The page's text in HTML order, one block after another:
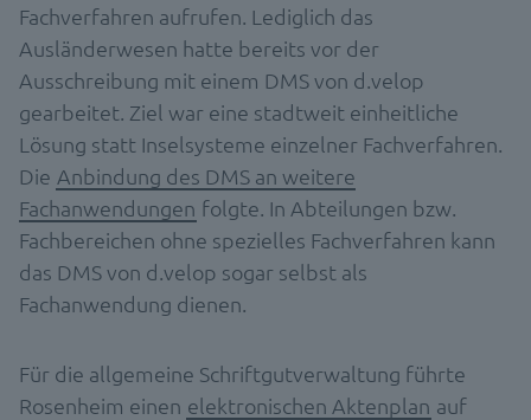
Fachverfahren aufrufen. Lediglich das
Ausländerwesen hatte bereits vor der
Ausschreibung mit einem DMS von d.velop
gearbeitet. Ziel war eine stadtweit einheitliche
Lösung statt Inselsysteme einzelner Fachverfahren.
Die Anbindung des DMS an weitere
Fachanwendungen folgte. In Abteilungen bzw.
Fachbereichen ohne spezielles Fachverfahren kann
das DMS von d.velop sogar selbst als
Fachanwendung dienen.
Für die allgemeine Schriftgutverwaltung führte
Rosenheim einen elektronischen Aktenplan auf